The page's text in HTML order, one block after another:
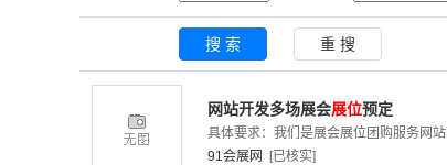
网站开发多场展会展位预定
具体要求：我们是展会展位团购服务网
91会展网 [已核实]